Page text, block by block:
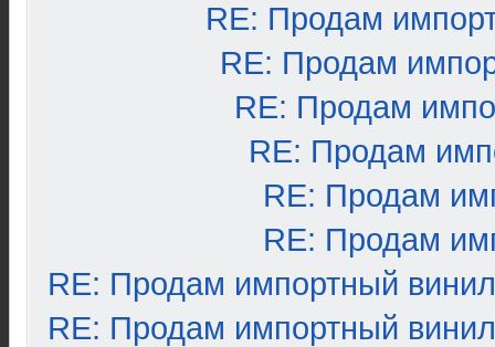
RE: Продам
RE: Продам
RE: Продам
RE: Продам
RE: Продам
RE: Продам
RE: Продам импортный винил
RE: Продам импортный винил